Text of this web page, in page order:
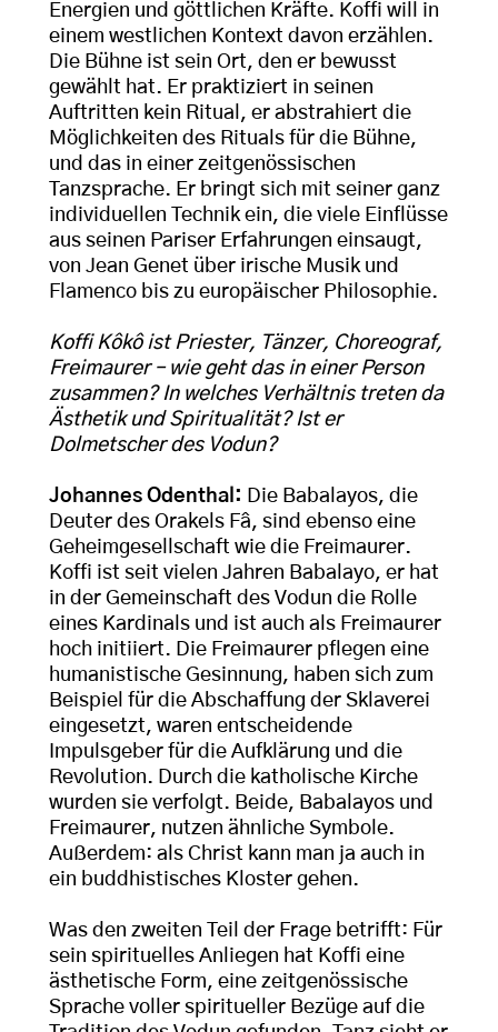
Energien und göttlichen Kräfte. Koffi will in
einem westlichen Kontext davon erzählen.
Die Bühne ist sein Ort, den er bewusst
gewählt hat. Er praktiziert in seinen
Auftritten kein Ritual, er abstrahiert die
Möglichkeiten des Rituals für die Bühne,
und das in einer zeitgenössischen
Tanzsprache. Er bringt sich mit seiner ganz
individuellen Technik ein, die viele Einflüsse
aus seinen Pariser Erfahrungen einsaugt,
von Jean Genet über irische Musik und
Flamenco bis zu europäischer Philosophie.
Koffi Kôkô ist Priester, Tänzer, Choreograf,
Freimaurer – wie geht das in einer Person
zusammen? In welches Verhältnis treten da
Ästhetik und Spiritualität? Ist er
Dolmetscher des Vodun?
Johannes Odenthal: Die Babalayos, die
Deuter des Orakels Fâ, sind ebenso eine
Geheimgesellschaft wie die Freimaurer.
Koffi ist seit vielen Jahren Babalayo, er hat
in der Gemeinschaft des Vodun die Rolle
eines Kardinals und ist auch als Freimaurer
hoch initiiert. Die Freimaurer pflegen eine
humanistische Gesinnung, haben sich zum
Beispiel für die Abschaffung der Sklaverei
eingesetzt, waren entscheidende
Impulsgeber für die Aufklärung und die
Revolution. Durch die katholische Kirche
wurden sie verfolgt. Beide, Babalayos und
Freimaurer, nutzen ähnliche Symbole.
Außerdem: als Christ kann man ja auch in
ein buddhistisches Kloster gehen.
Was den zweiten Teil der Frage betrifft: Für
sein spirituelles Anliegen hat Koffi eine
ästhetische Form, eine zeitgenössische
Sprache voller spiritueller Bezüge auf die